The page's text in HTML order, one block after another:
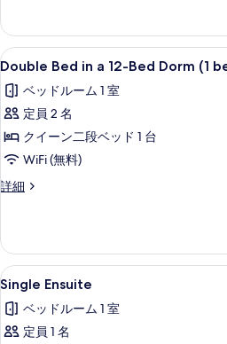
の
す
べ
て
の
写
真
を
す
る
6-
Bed
Ensuite
Only
の
細
Double
Bed
in
a
12-
Bed
Dorm
(1
2
guests)
の
す
べ
防
5
Double Bed in a 12-Bed Dorm (1
ベッドルーム 1 室
定員 2 名
クイーン二段ベッド 1 台
WiFi (無料)
詳細
Double
12-
Bed
Dorm
bed,
2
Single
Ensuite
の
す
5
Single Ensuite
ベッドルーム 1 室
定員 1 名